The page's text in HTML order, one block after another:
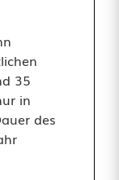
35
in
des